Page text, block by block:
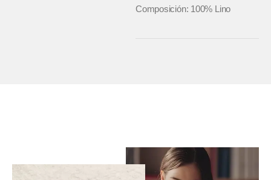
Composición: 100% Lino